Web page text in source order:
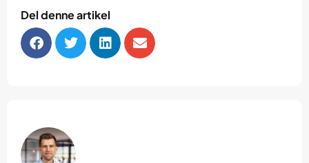
Del denne artikel